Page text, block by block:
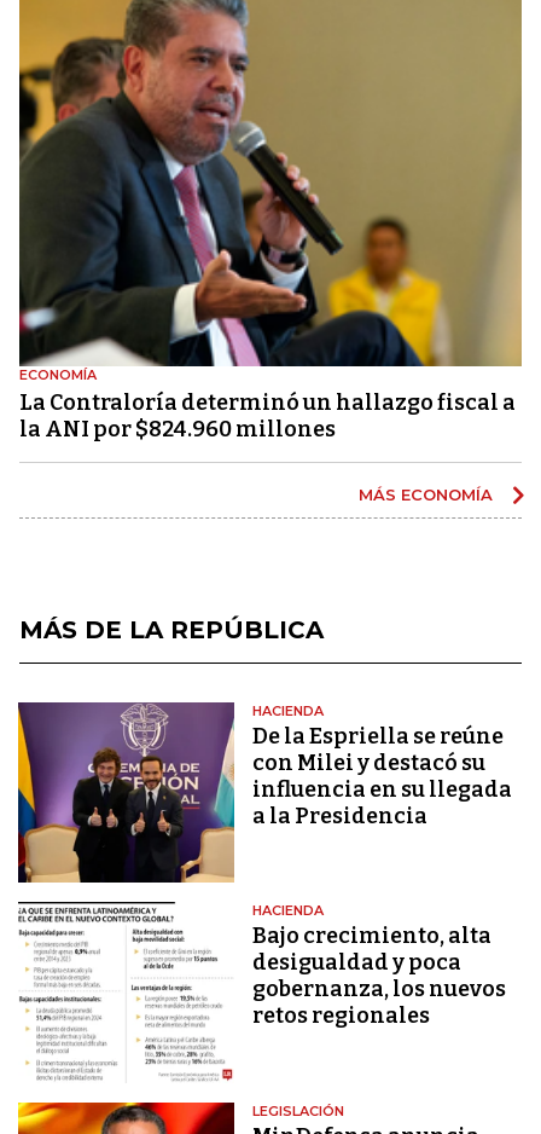
ECONOMÍA
La Contraloría determinó un hallazgo fiscal a
la ANI por $824.960 millones
MÁS ECONOMÍA
MÁS DE LA REPÚBLICA
HACIENDA
De la Espriella se reúne
con Milei y destacó su
influencia en su llegada
a la Presidencia
HACIENDA
Bajo crecimiento, alta
desigualdad y poca
gobernanza, los nuevos
retos regionales
LEGISLACIÓN